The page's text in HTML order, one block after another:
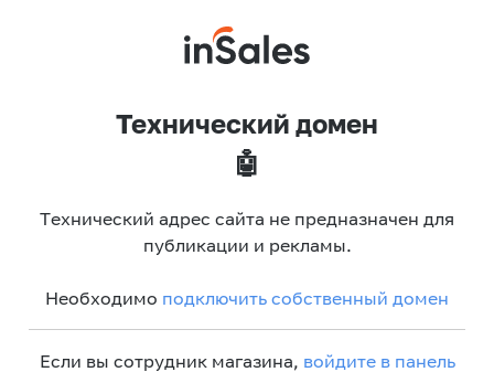
Технический домен
🤖
Технический адрес сайта не предназначен для
публикации и рекламы.
Необходимо подключить собственный домен
Если вы сотрудник магазина, войдите в панель